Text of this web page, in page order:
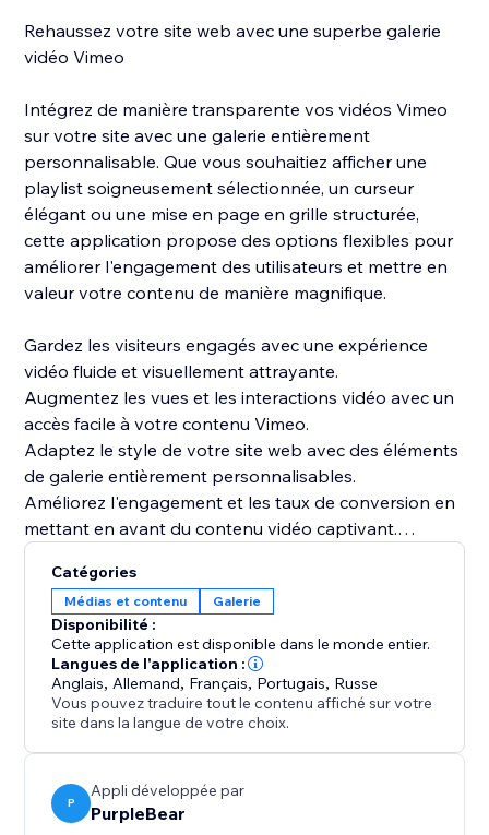
Rehaussez votre site web avec une superbe galerie
vidéo Vimeo
Intégrez de manière transparente vos vidéos Vimeo
sur votre site avec une galerie entièrement
personnalisable. Que vous souhaitiez afficher une
playlist soigneusement sélectionnée, un curseur
élégant ou une mise en page en grille structurée,
cette application propose des options flexibles pour
améliorer l'engagement des utilisateurs et mettre en
valeur votre contenu de manière magnifique.
Gardez les visiteurs engagés avec une expérience
vidéo fluide et visuellement attrayante.
Augmentez les vues et les interactions vidéo avec un
accès facile à votre contenu Vimeo.
Adaptez le style de votre site web avec des éléments
de galerie entièrement personnalisables.
Améliorez l'engagement et les taux de conversion en
mettant en avant du contenu vidéo captivant.
Transformez vos vidéos Vimeo en une vitrine visuelle
puissante qui captive votre public et améliore
l'expérience de votre site web.
Catégories
Médias et contenu Galerie
Disponibilité :
Cette application est disponible dans le monde entier.
Langues de l'application :
Anglais, Allemand, Français, Portugais, Russe
Vous pouvez traduire tout le contenu affiché sur votre
site dans la langue de votre choix.
P
Appli développée par
PurpleBear